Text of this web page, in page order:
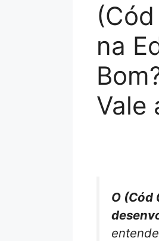
na
Vale
O (Cód